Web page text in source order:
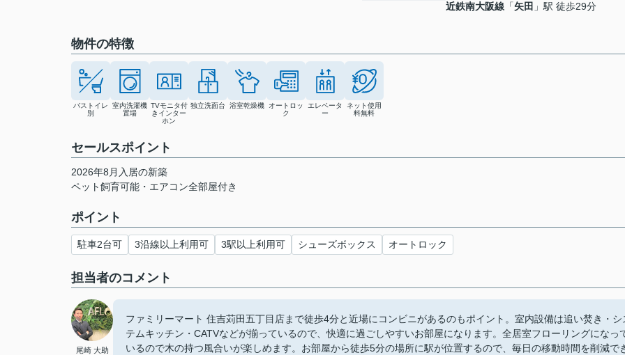
近鉄南大阪線 「矢田 」駅 徒歩29分
物件の特徴
バストイレ
別
室内洗濯機
置場
TVモニタ付
きインター
ホン
独立洗面台 浴室乾燥機
オートロッ
ク
エレベータ
ー
ネット使用
料無料
セールスポイント
2026年8月入居の新築
ペット飼育可能・エアコン全部屋付き
ポイント
駐車2台可 3沿線以上利用可 3駅以上利用可 シューズボックス オートロック
担当者のコメント
尾崎 大助
ファミリーマート 住吉苅田五丁目店まで徒歩4分と近場にコンビニがあるのもポイント。室内設備は追い焚き・シ
テムキッチン・CATVなどが揃っているので、快適に過ごしやすいお部屋になります。全居室フローリングになっ
いるので木の持つ風合いが楽しめます。お部屋から徒歩5分の場所に駅が位置するので、毎日の移動時間を削減で